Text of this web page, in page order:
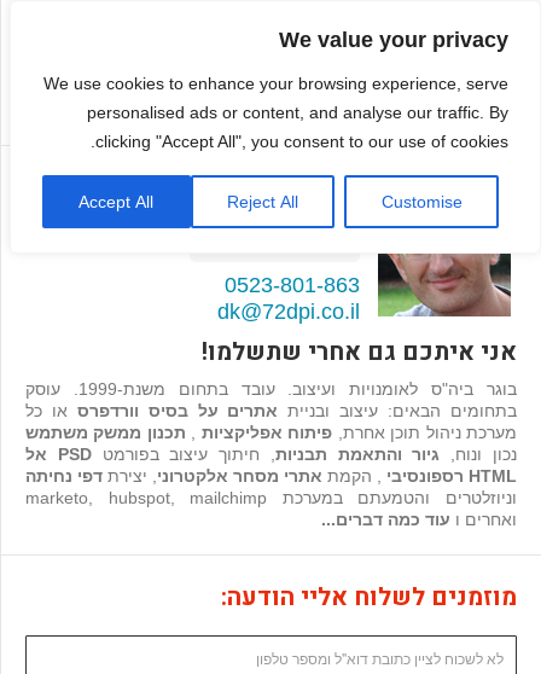
We value your privacy
We use cookies to enhance your browsing experience, serve
personalised ads or content, and analyse our traffic. By
clicking "Accept All", you consent to our use of cookies.
Customise
Reject All
Accept All דמיטרי קגן
בונה אתרים ואפליקציות
0523-801-863
dk@72dpi.co.il
אני איתכם גם אחרי שתשלמו!
בוגר ביה"ס לאומנויות ועיצוב. עובד בתחום משנת-1999. עוסק
בתחומים הבאים: עיצוב ובניית אתרים על בסיס וורדפרס או כל
מערכת ניהול תוכן אחרת, פיתוח אפליקציות
תכנון ממשק משתמש
נכון ונוח, גיור והתאמת תבניות , חיתוך עיצוב בפורמט
PSD אל
HTML רספונסיבי
, הקמת אתרי מסחר אלקטרוני , יצירת דפי נחיתה
וניוזלטרים והטמעתם במערכת marketo, hubspot, mailchimp
ואחרים ו עוד כמה דברים...
מוזמנים לשלוח אליי הודעה: